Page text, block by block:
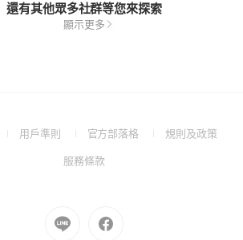
還有其他眾多社群等您來探索
顯示更多
(Open用戶準則
(Open
a
官方部落格
(Open規則及政策(Open
服務條款(Open
window)
Go
to
Go
to